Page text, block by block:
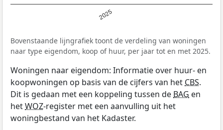
2025
Bovenstaande lijngrafiek toont de verdeling van woningen
naar type eigendom, koop of huur, per jaar tot en met 2025.
Woningen naar eigendom: Informatie over huur- en
koopwoningen op basis van de cijfers van het CBS.
Dit is gedaan met een koppeling tussen de BAG en
hetWOZ-register met een aanvulling uit het
woningbestand van het Kadaster.